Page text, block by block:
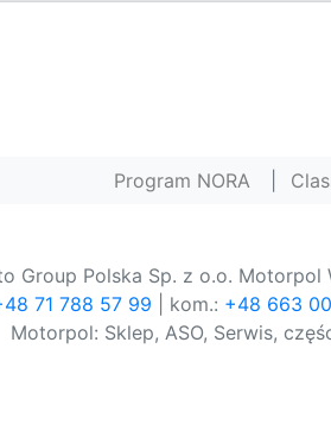
Program NORA
Group Polska Sp. z o.o. Motorpol
71 788 57 99 | kom.: +48 663
Motorpol: Sklep, ASO, Serwis,